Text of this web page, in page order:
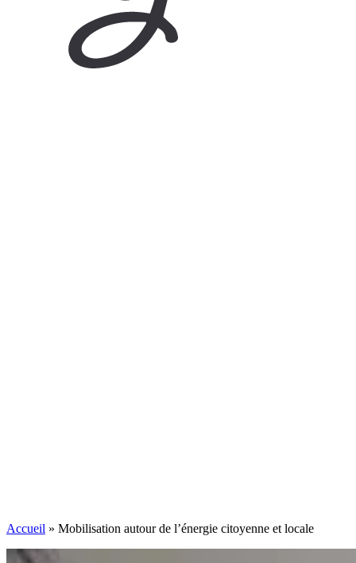
Accueil » Mobilisation autour de l’énergie citoyenne et locale